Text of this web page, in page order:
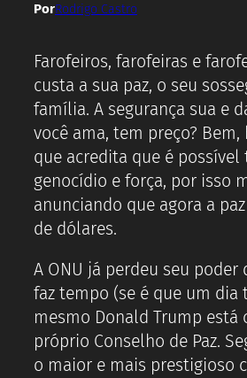
PorRodrigo Castro
Farofeiros, farofeiras e
custa a sua paz, o seu
família. A segurança sua e
você ama, tem preço?
que acredita que é possível
genocídio e força, por isso
anunciando que agora a
de dólares.
A ONU já perdeu seu poder
faz tempo (se é que um dia
mesmo Donald Trump está
próprio Conselho de Paz.
o maior e mais prestigioso